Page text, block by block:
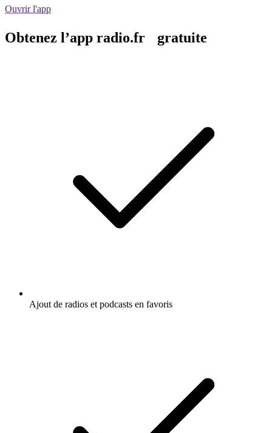
Ouvrir l'app
Obtenez l’app radio.fr gratuite
Ajout de radios et podcasts en favoris